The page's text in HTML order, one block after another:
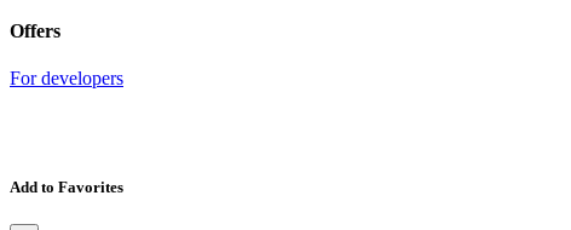
Offers
For developers
Add to Favorites